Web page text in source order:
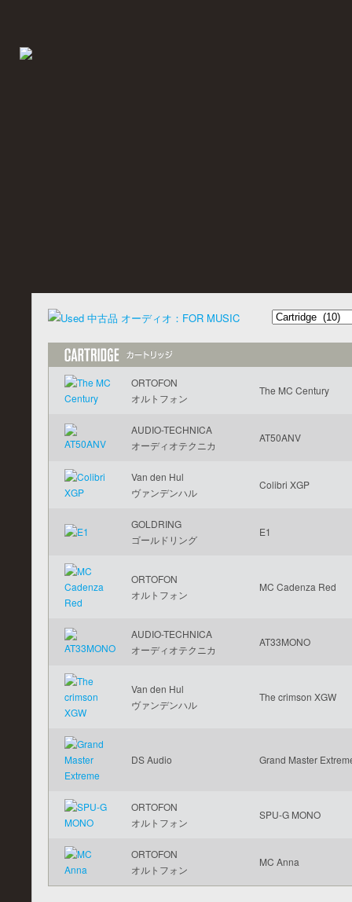
ORTOFON
オルトフォン
The MC Century
AUDIO-TECHNICA
オーディオテクニカ
AT50ANV
Van den Hul
ヴァンデンハル
Colibri XGP
GOLDRING
ゴールドリング
E1
ORTOFON
オルトフォン
MC Cadenza Red
AUDIO-TECHNICA
オーディオテクニカ
AT33MONO
Van den Hul
ヴァンデンハル
The crimson XGW
DS Audio Grand Master
ORTOFON
オルトフォン
SPU-G MONO
ORTOFON
オルトフォン
MC Anna